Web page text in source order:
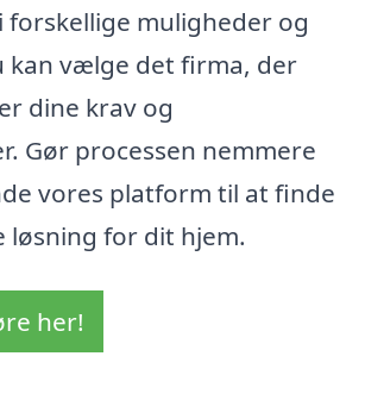
forskellige muligheder og
kan vælge det firma, der
dine krav og
Gør processen nemmere
vores platform til at finde
løsning for dit hjem.
her!